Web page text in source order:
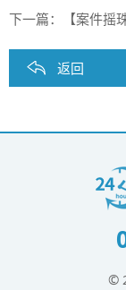
下一篇：
【案件摇
返回
©